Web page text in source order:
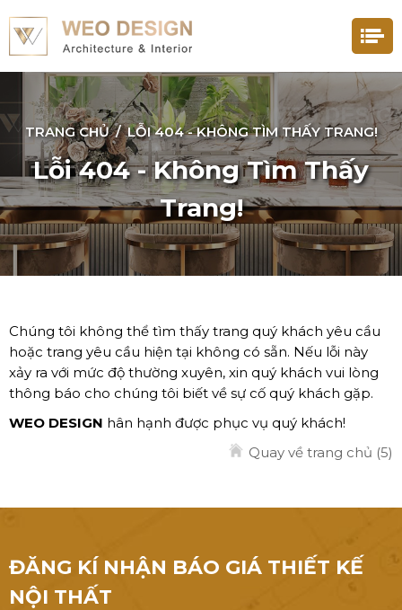
TRANG CHỦ / LỖI 404 - KHÔNG TÌM THẤY TRANG!
Lỗi 404 - Không Tìm Thấy
Trang!
Chúng tôi không thể tìm thấy trang quý khách yêu cầu
hoặc trang yêu cầu hiện tại không có sẵn. Nếu lỗi này
xảy ra với mức độ thường xuyên, xin quý khách vui lòng
thông báo cho chúng tôi biết về sự cố quý khách gặp.
WEO DESIGN hân hạnh được phục vụ quý khách!
Quay về trang chủ (5)
ĐĂNG KÍ NHẬN BÁO GIÁ THIẾT KẾ
NỘI THẤT